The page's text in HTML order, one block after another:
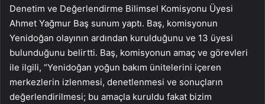
Denetim ve Değerlendirme Bilimsel Komisyonu Üyesi
Ahmet Yağmur Baş sunum yaptı. Baş, komisyonun
Yenidoğan olayının ardından kurulduğunu ve 13 üyesi
bulunduğunu belirtti. Baş, komisyonun amaç ve görevleri
ile ilgili, “Yenidoğan yoğun bakım ünitelerini içeren
merkezlerin izlenmesi, denetlenmesi ve sonuçların
değerlendirilmesi; bu amaçla kuruldu fakat bizim